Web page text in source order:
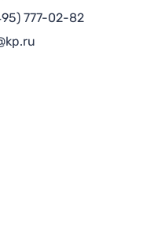
777-02-82